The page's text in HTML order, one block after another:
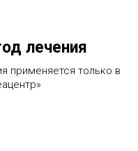
лечения
применяется только в